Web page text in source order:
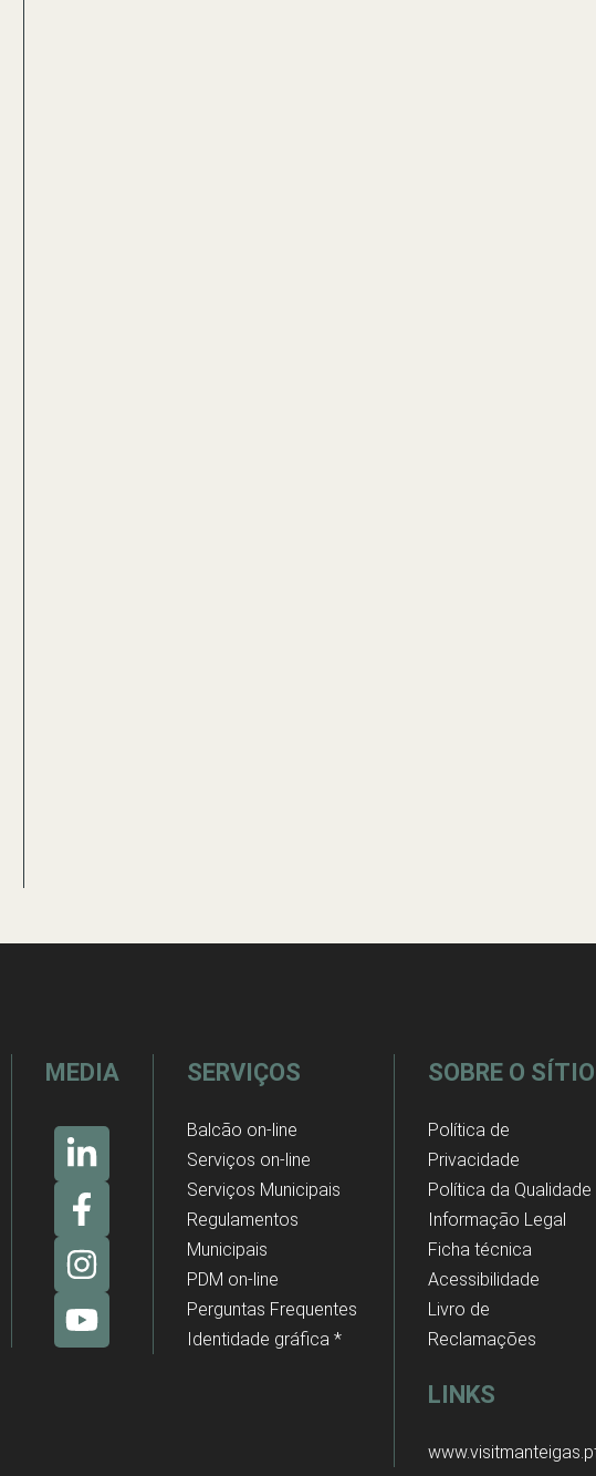
MEDIA SERVIÇOS
Balcão on-line
Serviços on-line
Serviços Municipais
Regulamentos
Municipais
PDM on-line
Perguntas Frequentes
Identidade gráfica *
SOBRE O SÍTIO
Política de
Privacidade
Política da Qualidade
Informação Legal
Ficha técnica
Acessibilidade
Livro de
Reclamações
LINKS